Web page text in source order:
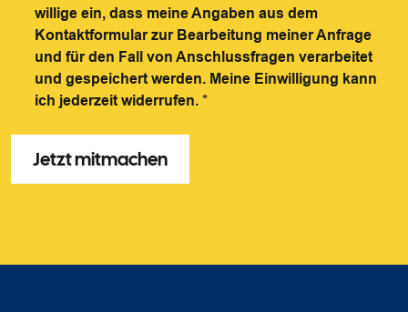
willige ein, dass meine Angaben aus dem
Kontaktformular zur Bearbeitung meiner Anfrage
und für den Fall von Anschlussfragen verarbeitet
und gespeichert werden. Meine Einwilligung kann
ich jederzeit widerrufen.*